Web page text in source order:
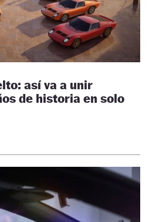
así va a unir
de historia en solo